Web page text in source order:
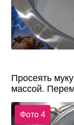
Просеять
массой.
Фото 4